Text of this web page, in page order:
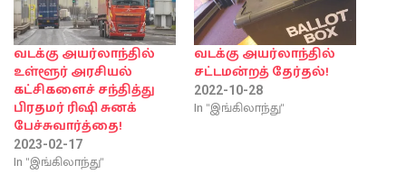
வடக்கு அயர்லாந்தில்
உள்ளூர் அரசியல்
கட்சிகளைச் சந்தித்து
பிரதமர் ரிஷி சுனக்
பேச்சுவார்த்தை!
2023-02-17
In "இங்கிலாந்து"
வடக்கு அயர்லாந்தில்
சட்டமன்றத் தேர்தல்!
2022-10-28
In "இங்கிலாந்து"